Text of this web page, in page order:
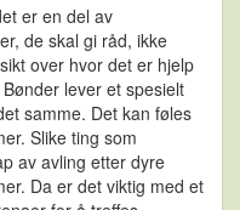
er en del av
de skal gi råd, ikke
over hvor det er hjelp
lever et spesielt
samme. Det kan føles
Slike ting som
av avling etter dyre
Da er det viktig med et